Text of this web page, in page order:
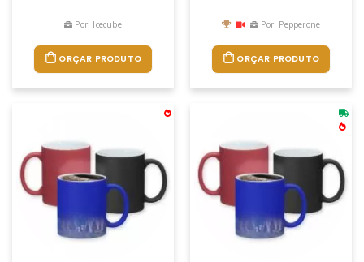
Por: Icecube
ORÇAR PRODUTO
Por: Pepperone
ORÇAR PRODUTO